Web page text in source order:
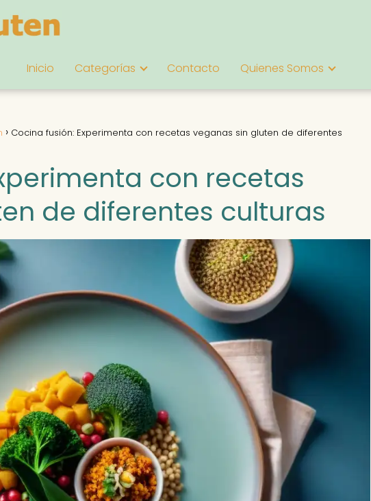
Inicio Categorías Contacto Quienes Somos
Cocina fusión: Experimenta con recetas veganas sin gluten de diferentes
con recetas
de diferentes culturas